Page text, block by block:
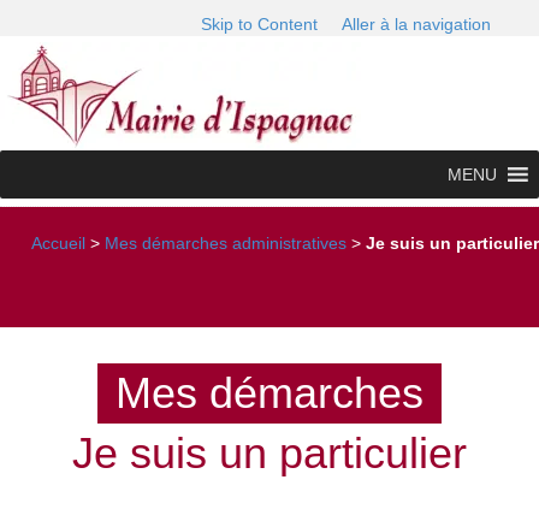
Skip to Content Aller à la navigation
MENU
Accueil > Mes démarches administratives > Je suis un particulier
Mes démarches
Je suis un particulier